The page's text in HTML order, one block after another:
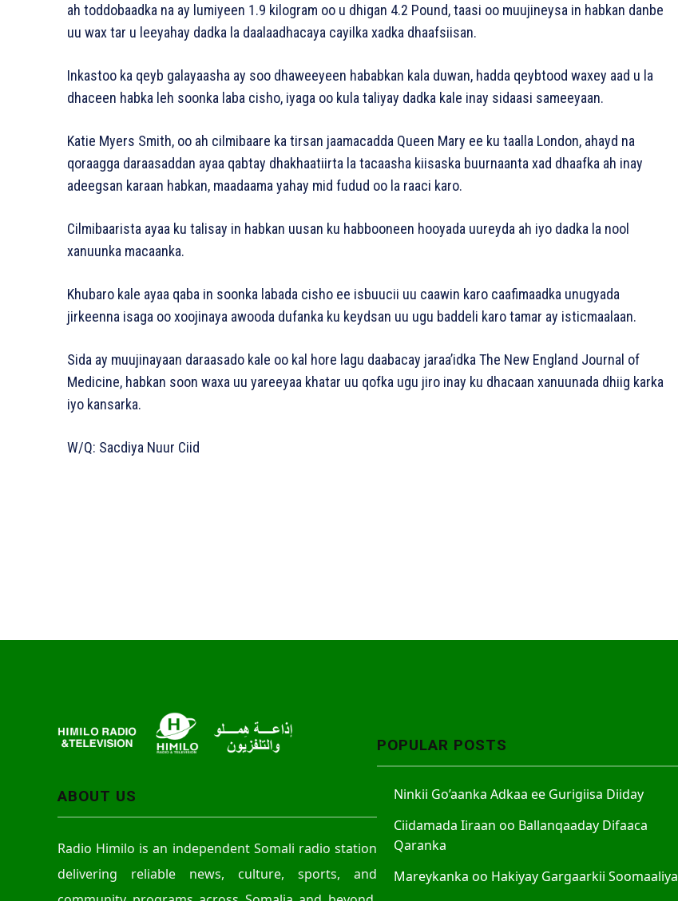
ah toddobaadka na ay lumiyeen 1.9 kilogram oo u dhigan 4.2 Pound, taasi oo muujineysa in habkan danbe
uu wax tar u leeyahay dadka la daalaadhacaya cayilka xadka dhaafsiisan.
Inkastoo ka qeyb galayaasha ay soo dhaweeyeen hababkan kala duwan, hadda qeybtood waxey aad u la
dhaceen habka leh soonka laba cisho, iyaga oo kula taliyay dadka kale inay sidaasi sameeyaan.
Katie Myers Smith, oo ah cilmibaare ka tirsan jaamacadda Queen Mary ee ku taalla London, ahayd na
qoraagga daraasaddan ayaa qabtay dhakhaatiirta la tacaasha kiisaska buurnaanta xad dhaafka ah inay
adeegsan karaan habkan, maadaama yahay mid fudud oo la raaci karo.
Cilmibaarista ayaa ku talisay in habkan uusan ku habbooneen hooyada uureyda ah iyo dadka la nool
xanuunka macaanka.
Khubaro kale ayaa qaba in soonka labada cisho ee isbuucii uu caawin karo caafimaadka unugyada
jirkeenna isaga oo xoojinaya awooda dufanka ku keydsan uu ugu baddeli karo tamar ay isticmaalaan.
Sida ay muujinayaan daraasado kale oo kal hore lagu daabacay jaraa’idka The New England Journal of
Medicine, habkan soon waxa uu yareeyaa khatar uu qofka ugu jiro inay ku dhacaan xanuunada dhiig karka
iyo kansarka.
W/Q: Sacdiya Nuur Ciid
ABOUT US
Radio Himilo is an independent Somali radio station
delivering reliable news, culture, sports, and
POPULAR POSTS
Ninkii Go’aanka Adkaa ee Gurigiisa Diiday
Ciidamada Iiraan oo Ballanqaaday Difaaca
Qaranka
Mareykanka oo Hakiyay Gargaarkii Soomaaliya